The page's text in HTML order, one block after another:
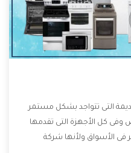
التى تتواجد بشكل مستمر
وفى كل الأجهزة التى تقدمها
فى الأسواق ولأنها شركة